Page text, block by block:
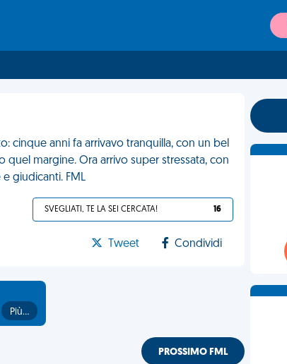
cinque anni fa arrivavo tranquilla, con un bel
margine. Ora arrivo super stressata, con
giudicanti. FML
SVEGLIATI, TE LA SEI CERCATA! 16
Tweet Condividi
Più…
PROSSIMO FML